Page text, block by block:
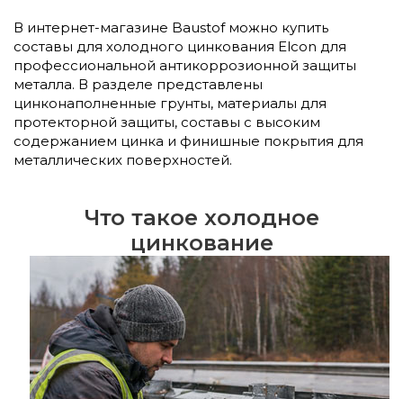
В интернет-магазине Baustof можно купить
составы для холодного цинкования Elcon для
профессиональной антикоррозионной защиты
металла. В разделе представлены
цинконаполненные грунты, материалы для
протекторной защиты, составы с высоким
содержанием цинка и финишные покрытия для
металлических поверхностей.
Что такое холодное
цинкование